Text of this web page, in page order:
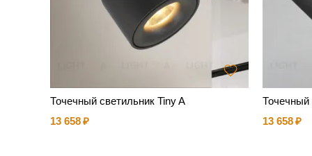
Точечный светильник Tiny A
13 658
Точечный
13 658